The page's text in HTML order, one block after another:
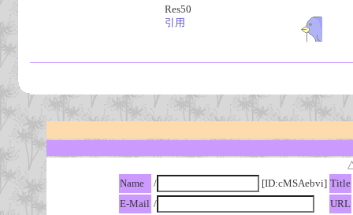
Res50
引用
Name
/ [ID:cMSAebvi] Title
E-Mail /
URL